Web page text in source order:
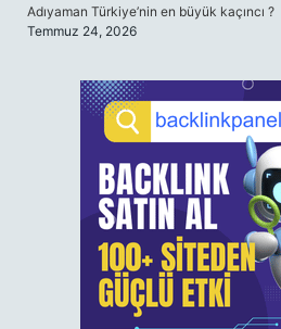
Adıyaman Türkiye’nin en büyük kaçıncı ?
Temmuz 24, 2026